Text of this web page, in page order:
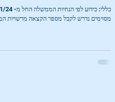
מסוימים נדרש לקבל מספר הקצאה מרשויות